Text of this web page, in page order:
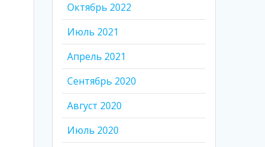
Октябрь 2022
Июль 2021
Апрель 2021
Сентябрь 2020
Август 2020
Июль 2020